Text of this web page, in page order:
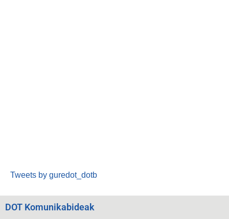
Tweets by guredot_dotb
DOT Komunikabideak